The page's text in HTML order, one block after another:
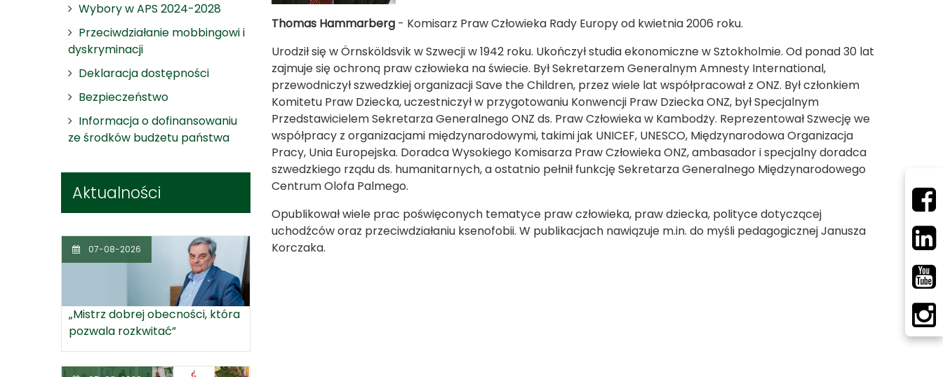
Wybory w APS 2024-2028
Przeciwdziałanie mobbingowi i
dyskryminacji
Deklaracja dostępności
Bezpieczeństwo
Informacja o dofinansowaniu
ze środków budżetu państwa
Aktualności
07-08-2026
„Mistrz dobrej obecności, która
pozwala rozkwitać”
Thomas Hammarberg - Komisarz Praw Człowieka Rady Europy od kwietnia 2006 roku.
Urodził się w Örnsköldsvik w Szwecji w 1942 roku. Ukończył studia ekonomiczne w Sztokholmie. Od ponad 30 lat
zajmuje się ochroną praw człowieka na świecie. Był Sekretarzem Generalnym Amnesty International,
przewodniczył szwedzkiej organizacji Save the Children, przez wiele lat współpracował z ONZ. Był członkiem
Komitetu Praw Dziecka, uczestniczył w przygotowaniu Konwencji Praw Dziecka ONZ, był Specjalnym
Przedstawicielem Sekretarza Generalnego ONZ ds. Praw Człowieka w Kambodży. Reprezentował Szwecję we
współpracy z organizacjami międzynarodowymi, takimi jak UNICEF, UNESCO, Międzynarodowa Organizacja
Pracy, Unia Europejska. Doradca Wysokiego Komisarza Praw Człowieka ONZ, ambasador i specjalny doradca
szwedzkiego rządu ds. humanitarnych, a ostatnio pełnił funkcję Sekretarza Generalnego Międzynarodowego
Centrum Olofa Palmego.
Opublikował wiele prac poświęconych tematyce praw człowieka, praw dziecka, polityce dotyczącej
uchodźców oraz przeciwdziałaniu ksenofobii. W publikacjach nawiązuje m.in. do myśli pedagogicznej Janusza
Korczaka.